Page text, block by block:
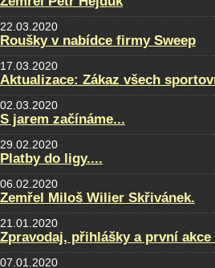
22.03.2020
Roušky v nabídce firmy Sweep
17.03.2020
Aktualizace: Zákaz všech
02.03.2020
S jarem začínáme...
29.02.2020
Platby do ligy....
06.02.2020
Zemřel Miloš Wilier Skřivánek.
21.01.2020
Zpravodaj, přihlášky a první akce
07.01.2020